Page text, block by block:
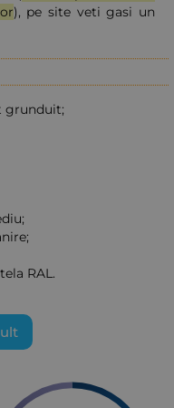
), pe site veti gasi un
grunduit;
RAL.